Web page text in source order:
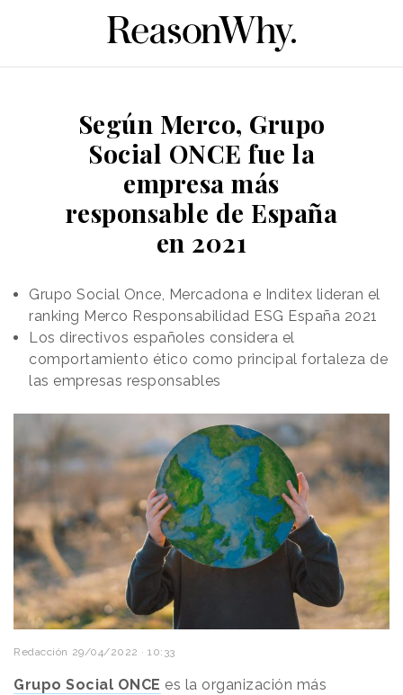
Según Merco, Grupo
Social ONCE fue la
empresa más
responsable de España
en 2021
Grupo Social Once, Mercadona e Inditex lideran el
ranking Merco Responsabilidad ESG España 2021
Los directivos españoles considera el
comportamiento ético como principal fortaleza de
las empresas responsables
Redacción 29/04/2022 · 10:33
Grupo Social ONCE es la organización más